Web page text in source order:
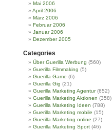
Mai 2006
April 2006
März 2006
Februar 2006
Januar 2006
Dezember 2005
Categories
Über Guerilla Werbung (560)
Guerilla Filmmaking (5)
Guerilla Game (6)
Guerilla Gig (21)
Guerilla Marketing Agentur(652)
Guerilla Marketing Aktionen (358)
Guerilla Marketing Ideen (788)
Guerilla Marketing mobile (15)
Guerilla Marketing online (27)
Guerilla Marketing Sport (46)